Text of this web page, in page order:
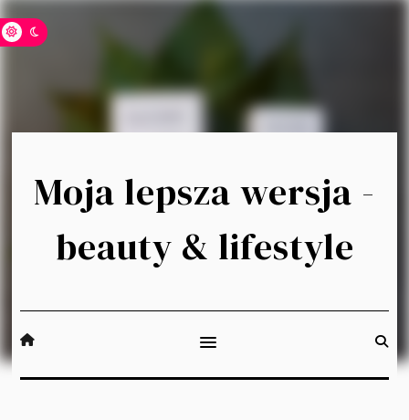
Moja lepsza wersja -
beauty & lifestyle